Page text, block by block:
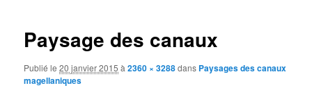
Paysage des canaux
Publié le20 janvier 2015 à2360 × 3288dans Paysages des canaux
magellaniques